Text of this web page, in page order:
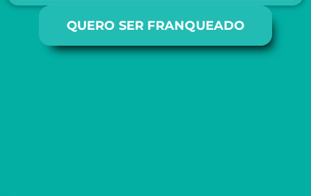
QUERO SER FRANQUEADO